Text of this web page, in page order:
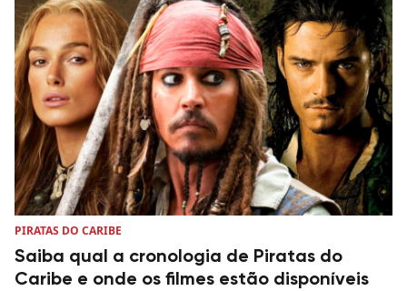
PIRATAS DO CARIBE
Saiba qual a cronologia de Piratas do
Caribe e onde os filmes estão disponíveis